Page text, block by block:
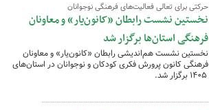
حرکتی برای تعالی فعالیت‌های فرهنگی نوجوانان
نخستین نشست رابطان «کانون‌یار» و معاونان
فرهنگی استان‌ها برگزار شد
نخستین نشست هم‌اندیشی رابطان «کانون‌یار» و معاونان
فرهنگی کانون پرورش فکری کودکان و نوجوانان در استان‌های